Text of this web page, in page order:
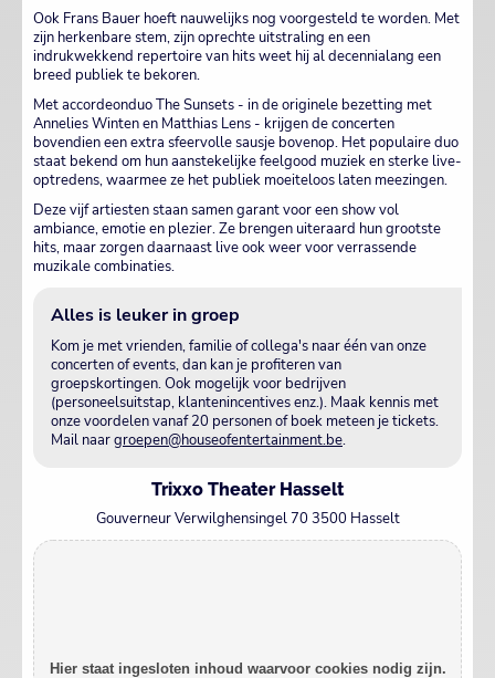
Ook Frans Bauer hoeft nauwelijks nog voorgesteld te worden. Met
zijn herkenbare stem, zijn oprechte uitstraling en een
indrukwekkend repertoire van hits weet hij al decennialang een
breed publiek te bekoren.
Met accordeonduo The Sunsets - in de originele bezetting met
Annelies Winten en Matthias Lens - krijgen de concerten
bovendien een extra sfeervolle sausje bovenop. Het populaire duo
staat bekend om hun aanstekelijke feelgood muziek en sterke live-
optredens, waarmee ze het publiek moeiteloos laten meezingen.
Deze vijf artiesten staan samen garant voor een show vol
ambiance, emotie en plezier. Ze brengen uiteraard hun grootste
hits, maar zorgen daarnaast live ook weer voor verrassende
muzikale combinaties.
Alles is leuker in groep
Kom je met vrienden, familie of collega's naar één van onze
concerten of events, dan kan je profiteren van
groepskortingen. Ook mogelijk voor bedrijven
(personeelsuitstap, klantenincentives enz.). Maak kennis met
onze voordelen vanaf 20 personen of boek meteen je tickets.
Mail naargroepen@houseofentertainment.be.
Trixxo Theater Hasselt
Gouverneur Verwilghensingel 70 3500 Hasselt
Hier staat ingesloten inhoud waarvoor cookies nodig zijn.